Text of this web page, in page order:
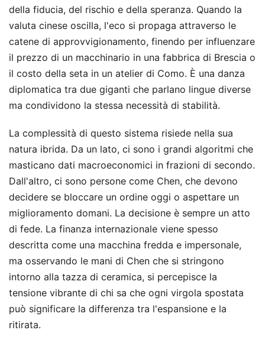
della fiducia, del rischio e della speranza. Quando la
valuta cinese oscilla, l'eco si propaga attraverso le
catene di approvvigionamento, finendo per influenzare
il prezzo di un macchinario in una fabbrica di Brescia o
il costo della seta in un atelier di Como. È una danza
diplomatica tra due giganti che parlano lingue diverse
ma condividono la stessa necessità di stabilità.
La complessità di questo sistema risiede nella sua
natura ibrida. Da un lato, ci sono i grandi algoritmi che
masticano dati macroeconomici in frazioni di secondo.
Dall'altro, ci sono persone come Chen, che devono
decidere se bloccare un ordine oggi o aspettare un
miglioramento domani. La decisione è sempre un atto
di fede. La finanza internazionale viene spesso
descritta come una macchina fredda e impersonale,
ma osservando le mani di Chen che si stringono
intorno alla tazza di ceramica, si percepisce la
tensione vibrante di chi sa che ogni virgola spostata
può significare la differenza tra l'espansione e la
ritirata.